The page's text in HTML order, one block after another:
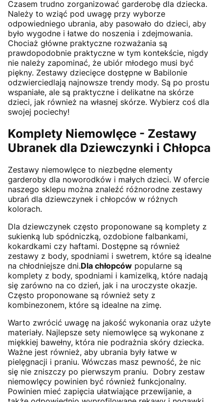
Czasem trudno zorganizować garderobę dla dziecka.
Należy to wziąć pod uwagę przy wyborze
odpowiedniego ubrania, aby pasowało do dzieci, aby
było wygodne i łatwe do noszenia i zdejmowania.
Chociaż główne praktyczne rozważania są
prawdopodobnie praktyczne w tym kontekście, nigdy
nie należy zapominać, że ubiór młodego musi być
piękny. Zestawy dziecięce dostępne w Babilonie
odzwierciedlają najnowsze trendy mody. Są po prostu
wspaniałe, ale są praktyczne i delikatne na skórze
dzieci, jak również na własnej skórze. Wybierz coś dla
swojej pociechy!
Komplety Niemowlęce - Zestawy
Ubranek dla Dziewczynki i Chłopca
Zestawy niemowlęce to niezbędne elementy
garderoby dla noworodków i małych dzieci. W ofercie
naszego sklepu można znaleźć różnorodne zestawy
ubrań dla dziewczynek i chłopców w różnych
kolorach.
Dla dziewczynek często proponowane są komplety z
sukienką lub spódniczką, ozdobione falbankami,
kokardkami czy haftami. Dostępne są również
zestawy z body, spodniami i swetrem, które są idealne
na chłodniejsze dni.Dla chłopców popularne są
komplety z body, spodniami i kamizelką, które nadają
się zarówno na co dzień, jak i na uroczyste okazje.
Często proponowane są również sety z
kombinezonem, które są idealne na zimę.
Warto zwrócić uwagę na jakość wykonania oraz użyte
materiały. Najlepsze sety niemowlęce są wykonane z
miękkiej bawełny, która nie podrażnia skóry dziecka.
Ważne jest również, aby ubrania były łatwe w
pielęgnacji i praniu. Wówczas masz pewność, że nic
się nie zniszczy po pierwszym praniu. Dobry zestaw
niemowlęcy powinien być również funkcjonalny.
Powinien mieć zapięcia ułatwiające przewijanie, a